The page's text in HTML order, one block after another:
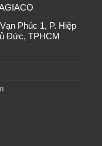
Phúc 1, P. Hiệp
Đức, TPHCM